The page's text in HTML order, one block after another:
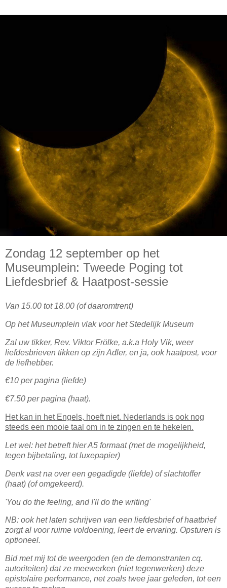
Zondag 12 september op het
Museumplein: Tweede Poging tot
Liefdesbrief & Haatpost-sessie
Van 15.00 tot 18.00 (of daaromtrent)
Op het Museumplein vlak voor het Stedelijk Museum
Zal uw tikker, Rev. Viktor Frölke, a.k.a Holy Vik, weer
liefdesbrieven tikken op zijn Adler, en ja, ook haatpost, voor
de liefhebber.
€10 per pagina (liefde)
€7.50 per pagina (haat).
Het kan in het Engels, hoeft niet. Nederlands is ook nog
steeds een mooie taal om in te zingen en te hekelen.
Let wel: het betreft hier A5 formaat (met de mogelijkheid,
tegen bijbetaling, tot luxepapier)
Denk vast na over een gegadigde (liefde) of slachtoffer
(haat) (of omgekeerd).
'You do the feeling, and I'll do the writing'
NB: ook het laten schrijven van een liefdesbrief of haatbrief
zorgt al voor ruime voldoening, leert de ervaring. Opsturen is
optioneel.
Bid met mij tot de weergoden (en de demonstranten cq.
autoriteiten) dat ze meewerken (niet tegenwerken) deze
epistolaire performance, net zoals twee jaar geleden, tot een